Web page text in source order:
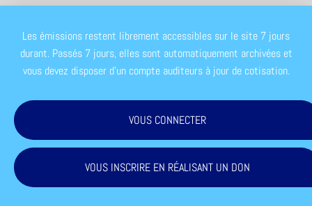
Les émissions restent librement accessibles sur le site 7 jours
durant. Passés 7 jours, elles sont automatiquement archivées et
vous devez disposer d'un compte auditeurs à jour de cotisation.
VOUS CONNECTER
VOUS INSCRIRE EN RÉALISANT UN DON